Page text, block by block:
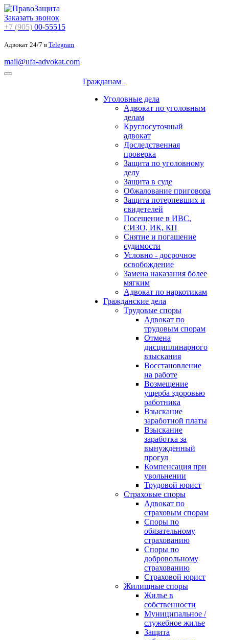
Заказать звонок
+7 (905) 00-55515
Адвокат 24/7 в Telegram
mail@ufa-advokat.com
Гражданам
Уголовные дела
Адвокат по уголовным
делам
Круглосуточный
адвокат
Доследственная
проверка
Защита по уголовному
делу
Защита в суде
Обжалование приговора
Защита потерпевших и
свидетелей
Посещение в ИВС,
СИЗО, ИК, КП
Снятие и погашение
судимости
Условно - досрочное
освобождение
Замена наказания более
мягким
Адвокат по наркотикам
Гражданские дела
Трудовые споры
Адвокат по
трудовым спорам
Отмена
дисциплинарного
взыскания
Восстановление
на работе
Возмещение
ущерба здоровью
работника
Взыскание
заработной платы
Взыскание
заработка за
вынужденный
прогул
Компенсация при
увольнении
Трудовой юрист
Страховые споры
Адвокат по
страховым спорам
Споры по
обязательному
страхованию
Споры по
добровольному
страхованию
Страховой юрист
Жилищные споры
Жилье в
собственности
Муниципальное /
служебное жилье
Защита